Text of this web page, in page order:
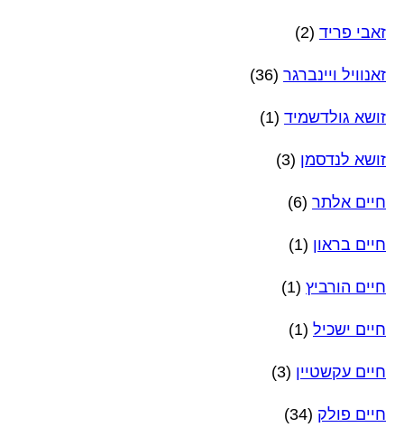
זאבי פריד (2)
זאנוויל ויינברגר (36)
זושא גולדשמיד (1)
זושא לנדסמן (3)
חיים אלתר (6)
חיים בראון (1)
חיים הורביץ (1)
חיים ישכיל (1)
חיים עקשטיין (3)
חיים פולק (34)